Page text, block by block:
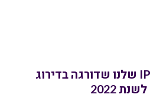
קבוצת עסקאות ה-IP שלנו שדורגה בדירוג